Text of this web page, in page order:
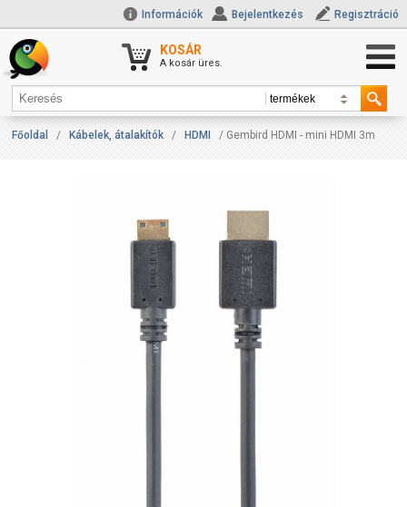
Információk Bejelentkezés Regisztráció
KOSÁR
A kosár üres.
Főoldal / Kábelek, átalakítók / HDMI / Gembird HDMI - mini HDMI 3m